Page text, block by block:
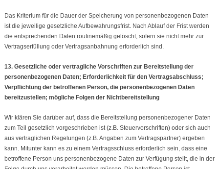
Das Kriterium für die Dauer der Speicherung von personenbezogenen Daten
ist die jeweilige gesetzliche Aufbewahrungsfrist. Nach Ablauf der Frist werden
die entsprechenden Daten routinemäßig gelöscht, sofern sie nicht mehr zur
Vertragserfüllung oder Vertragsanbahnung erforderlich sind.
13. Gesetzliche oder vertragliche Vorschriften zur Bereitstellung der
personenbezogenen Daten; Erforderlichkeit für den Vertragsabschluss;
Verpflichtung der betroffenen Person, die personenbezogenen Daten
bereitzustellen; mögliche Folgen der Nichtbereitstellung
Wir klären Sie darüber auf, dass die Bereitstellung personenbezogener Daten
zum Teil gesetzlich vorgeschrieben ist (z.B. Steuervorschriften) oder sich auch
aus vertraglichen Regelungen (z.B. Angaben zum Vertragspartner) ergeben
kann. Mitunter kann es zu einem Vertragsschluss erforderlich sein, dass eine
betroffene Person uns personenbezogene Daten zur Verfügung stellt, die in der